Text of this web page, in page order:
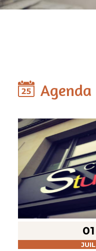
Agenda
01
JUIL